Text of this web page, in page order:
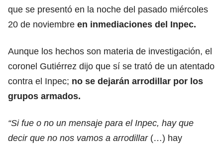
que se presentó en la noche del pasado miércoles
20 de noviembre en inmediaciones del Inpec.
Aunque los hechos son materia de investigación, el
coronel Gutiérrez dijo que sí se trató de un atentado
contra el Inpec; no se dejarán arrodillar por los
grupos armados.
“Si fue o no un mensaje para el Inpec, hay que
decir que no nos vamos a arrodillar (…) hay